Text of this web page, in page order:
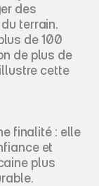
des
terrain.
de 100
de plus de
cette
finalité : elle
et
plus